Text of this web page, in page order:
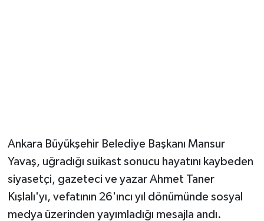
Ankara Büyükşehir Belediye Başkanı Mansur
Yavaş, uğradığı suikast sonucu hayatını kaybeden
siyasetçi, gazeteci ve yazar Ahmet Taner
Kışlalı'yı, vefatının 26'ıncı yıl dönümünde sosyal
medya üzerinden yayımladığı mesajla andı.